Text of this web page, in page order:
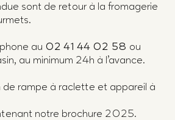
sont de retour à la fromagerie
au 02 41 44 02 58 ou
au minimum 24h à l’avance.
de rampe à raclette et appareil à
notre brochure 2025.